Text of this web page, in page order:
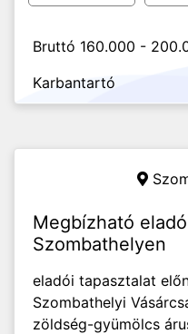
Bruttó 160.000 -
Karbantartó
Megbízható
Szombathelyen
eladói tapasztalat
Szombathelyi
zöldség-gyümölcs